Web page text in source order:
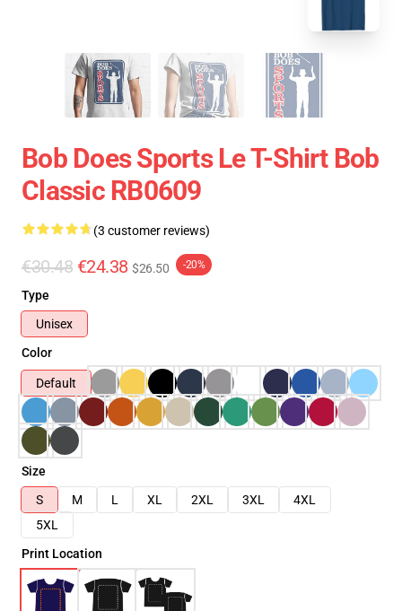
Bob Does Sports Le T-Shirt Bob
Classic RB0609
(3 customer reviews)
€30.48 €24.38 $26.50 -20%
Type
Unisex
Color
Default
Size
S
M L XL 2XL 3XL
4XL
5XL
Print Location